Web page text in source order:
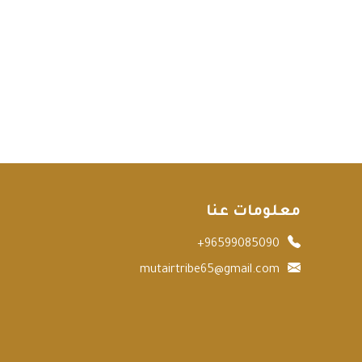
معلومات عنا
+96599085090
mutairtribe65@gmail.com